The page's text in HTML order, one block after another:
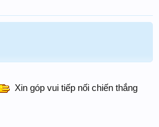
Xin góp vui tiếp nối chiến thắng